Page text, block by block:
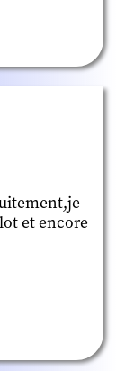
et encore